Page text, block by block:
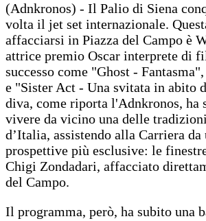
(Adnkronos) - Il Palio di Siena
volta il jet set internazionale.
affacciarsi in Piazza del Campo è
attrice premio Oscar interprete di
successo come "Ghost -
e "Sister Act - Una svitata in abito
diva, come riporta l'Adnkronos, ha
vivere da vicino una delle
d’Italia, assistendo alla Carriera da
prospettive più esclusive: le
Chigi Zondadari, affacciato
del Campo.
Il programma, però, ha subito una